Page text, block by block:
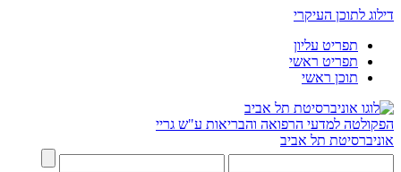
דילוג לתוכן העיקרי
תפריט עליון
תפריט ראשי
תוכן ראשי
הפקולטה למדעי הרפואה והבריאות ע"ש גריי
אוניברסיטת תל אביב